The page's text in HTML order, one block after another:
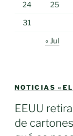
24 25
31
« Jul
NOTICIAS
EEUU
de